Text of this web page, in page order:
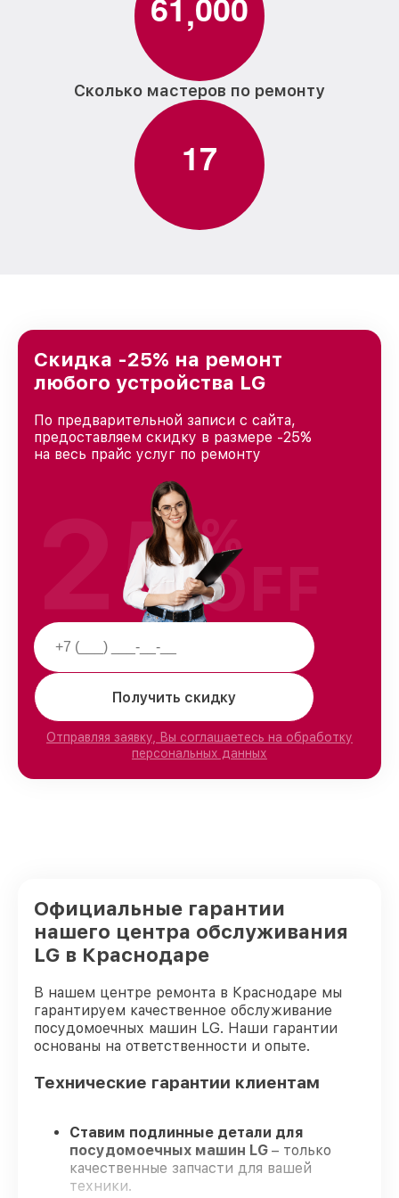
,
Сколько мастеров по ремонту
17
Скидка -25% на ремонт
любого устройства LG
По предварительной записи с сайта,
предоставляем скидку в размере -25%
на весь прайс услуг по ремонту
Получить скидку
Отправляя заявку, Вы соглашаетесь на обработку
персональных данных
25%
OFF
Официальные гарантии
нашего центра обслуживания
LG в Краснодаре
В нашем центре ремонта в Краснодаре мы
гарантируем качественное обслуживание
посудомоечных машин LG. Наши гарантии
основаны на ответственности и опыте.
Технические гарантии клиентам
Ставим подлинные детали для
посудомоечных машин LG – только
качественные запчасти для вашей
техники.